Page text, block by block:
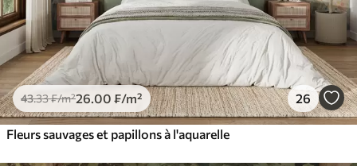
43.33₣/m²26 .00 ₣/m² 26
Fleurs sauvages et papillons à l'aquarelle